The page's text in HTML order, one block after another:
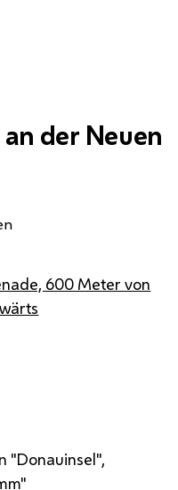
der Neuen
600 Meter von
"Donauinsel",